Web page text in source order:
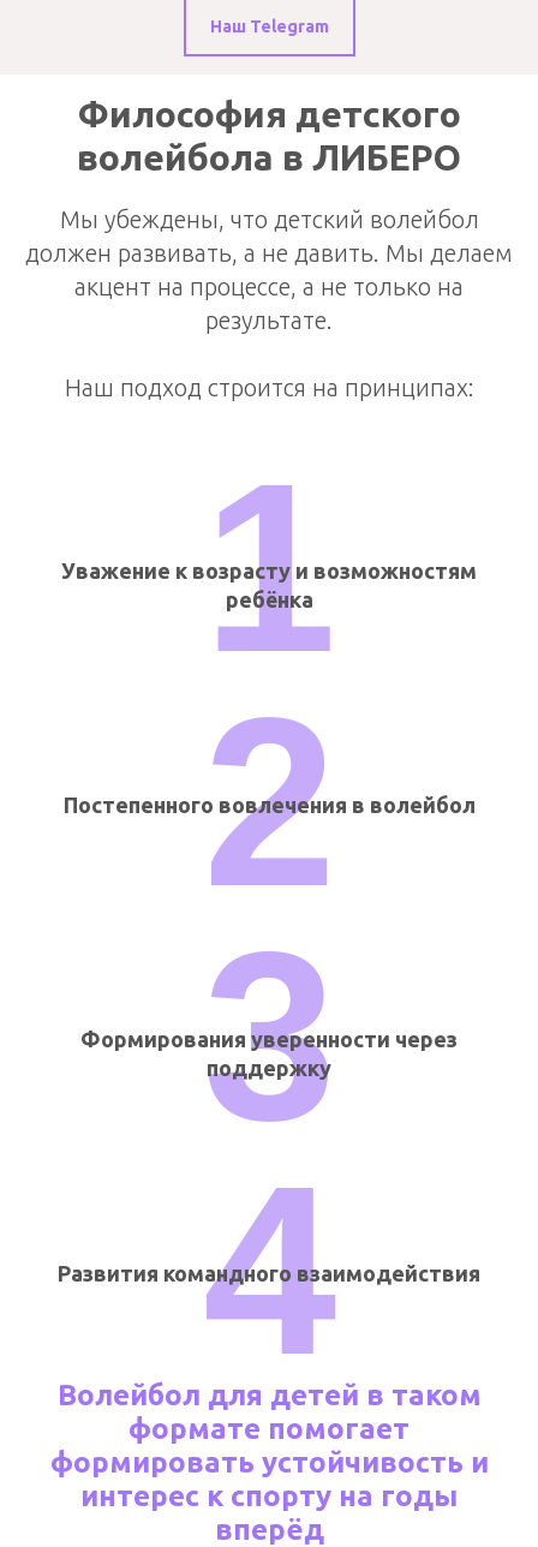
Наш Telegram
Философия детского
волейбола в ЛИБЕРО
Мы убеждены, что детский волейбол
должен развивать, а не давить. Мы делаем
акцент на процессе, а не только на
результате.
Наш подход строится на принципах:
Уважение к возрасту и возможностям
ребёнка
1
Постепенного вовлечения в волейбол
2
Формирования уверенности через
поддержку
3
Развития командного взаимодействия
4
Волейбол для детей в таком
формате помогает
формировать устойчивость и
интерес к спорту на годы
вперёд